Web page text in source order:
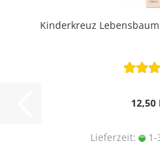
Kinderkreuz
12,50
Lieferzeit: 1-